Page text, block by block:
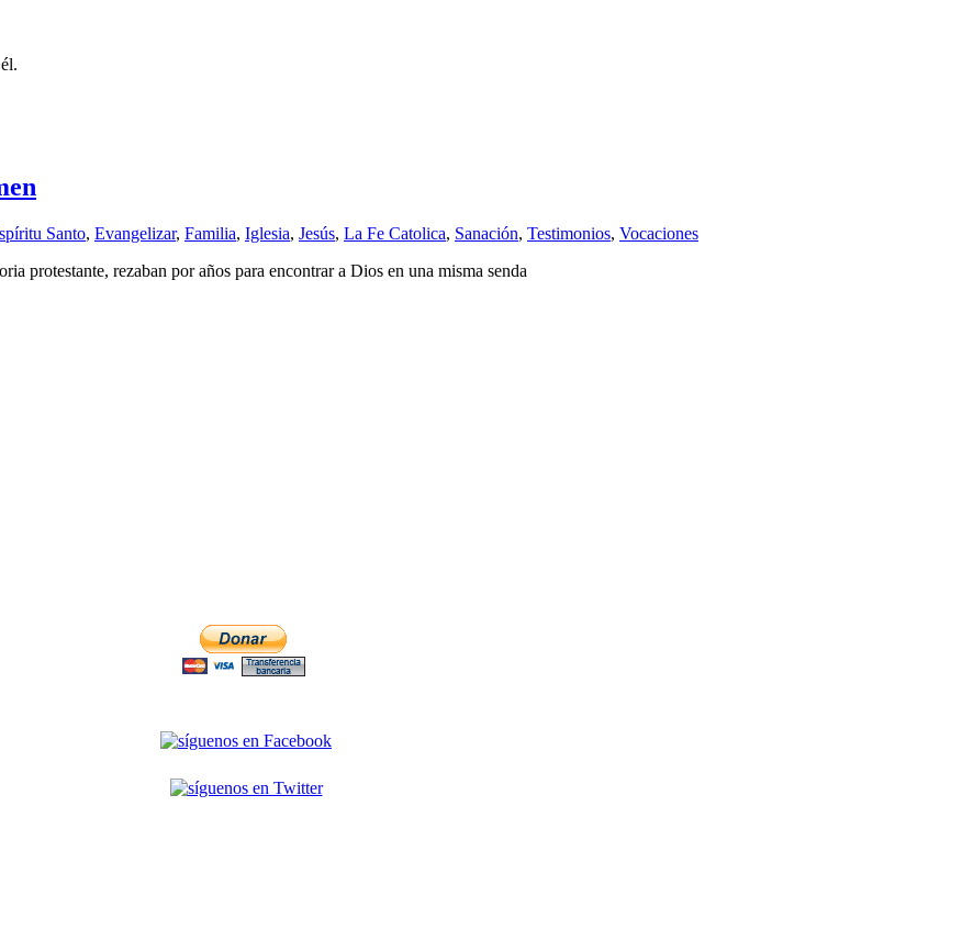
Santo, Evangelizar, Familia, Iglesia, Jesús, La Fe Catolica, Sanación, Testimonios, Vocaciones
protestante, rezaban por años para encontrar a Dios en una misma senda